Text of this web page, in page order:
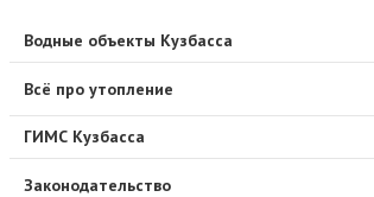
Водные объекты Кузбасса
Всё про утопление
ГИМС Кузбасса
Законодательство